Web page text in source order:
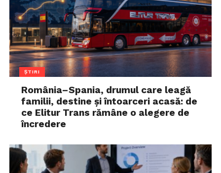
ȘTIRI
România–Spania, drumul care leagă
familii, destine și întoarceri acasă: de
ce Elitur Trans rămâne o alegere de
încredere